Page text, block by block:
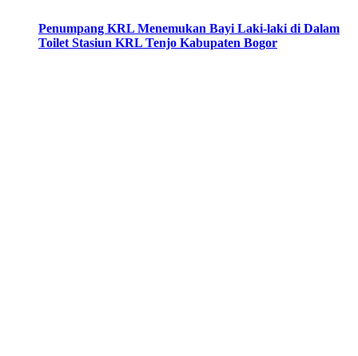
Penumpang KRL Menemukan Bayi Laki-laki di Dalam
Toilet Stasiun KRL Tenjo Kabupaten Bogor